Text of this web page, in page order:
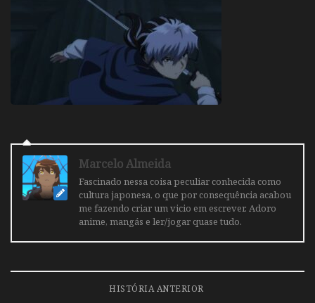
Marcelo Almeida
Fascinado nessa coisa peculiar conhecida como
cultura japonesa, o que por consequência acabou
me fazendo criar um vicio em escrever. Adoro
anime, mangás e ler/jogar quase tudo.
HISTÓRIA ANTERIOR